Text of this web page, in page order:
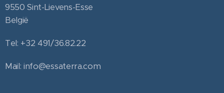
9550 Sint-Lievens-Esse
België
Tel: +32 491/36.82.22
Mail: info@essaterra.com